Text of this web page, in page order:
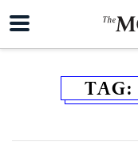
TAG: